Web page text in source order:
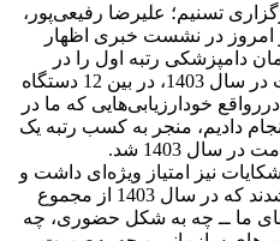
تسنیم؛ علیرضا رفیعی‌پور،
در نشست خبری اظهار
دامپزشکی رتبه اول را در
اجرای برنامه ارتقاء نظام سلامت در سال 1403، در بین 12 دستگاه
خودارزیابی‌هایی که ما در
دادیم، منجر به کسب رتبه یک
سال 1403 شد.
نیز امتیاز ویژه‌ای داشت و
همکاران ما در این بخش موفق شدند که در سال 1403 از مجموع
ما ــ چه به شکل حضوری، چه